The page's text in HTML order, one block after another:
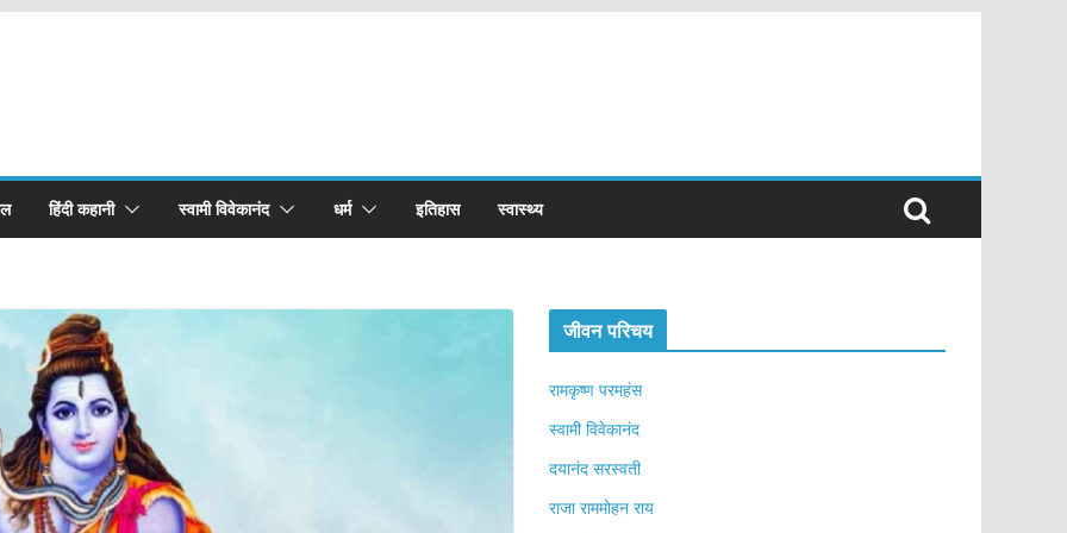
हिंदी कहानी स्वामी विवेकानंद धर्म इतिहास स्वास्थ्य
जीवन परिचय
रामकृष्ण परमहंस
स्वामी विवेकानंद
दयानंद सरस्वती
राजा राममोहन राय